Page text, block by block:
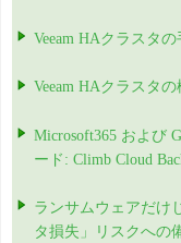
Veeam HAクラスタ
Veeam HAクラスタの
Microsoft365 および
ード: Climb Cloud
ランサムウェアだけ
タ損失」リスクへの